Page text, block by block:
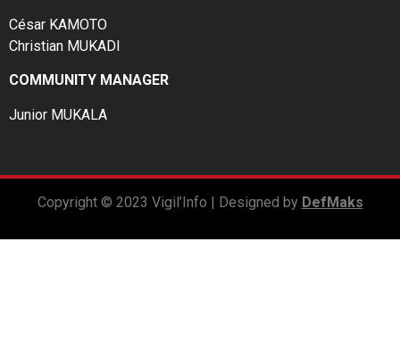
César KAMOTO
Christian MUKADI
COMMUNITY MANAGER
Junior MUKALA
Copyright © 2023 Vigil’Info | Designed by DefMaks